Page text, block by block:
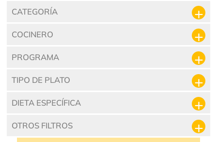
CATEGORÍA
COCINERO
PROGRAMA
TIPO DE PLATO
DIETA ESPECÍFICA
OTROS FILTROS